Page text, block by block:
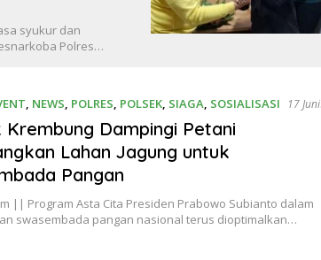
syukur dan
Polres…
, NEWS, POLRES, POLSEK, SIAGA, SOSIALISASI
17 Juni
Krembung Dampingi Petani
Lahan Jagung untuk
Pangan
|| Program Asta Cita Presiden Prabowo Subianto dalam
swasembada pangan nasional terus dioptimalkan…